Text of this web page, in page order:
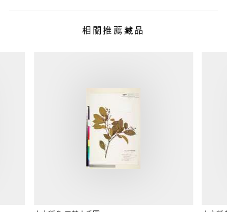
相關推薦藏品